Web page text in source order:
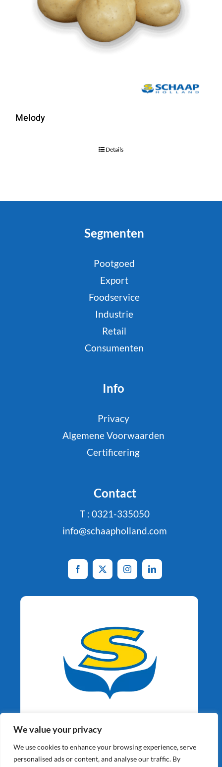
We value your privacy
We use cookies to enhance your browsing experience, serve
personalised ads or content, and analyse our traffic. By
Melody
Details
Segmenten
Pootgoed
Export
Foodservice
Industrie
Retail
Consumenten
Info
Privacy
Algemene Voorwaarden
Certificering
Contact
T : 0321-335050
info@schaapholland.com